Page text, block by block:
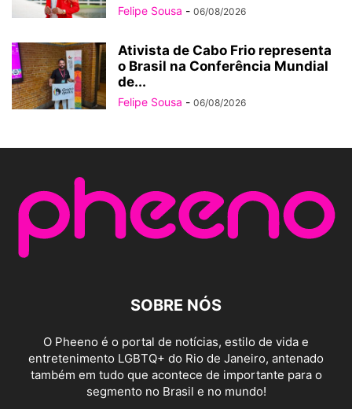
Felipe Sousa - 06/08/2026
Ativista de Cabo Frio representa
o Brasil na Conferência Mundial
de...
Felipe Sousa - 06/08/2026
SOBRE NÓS
O Pheeno é o portal de notícias, estilo de vida e
entretenimento LGBTQ+ do Rio de Janeiro, antenado
também em tudo que acontece de importante para o
segmento no Brasil e no mundo!